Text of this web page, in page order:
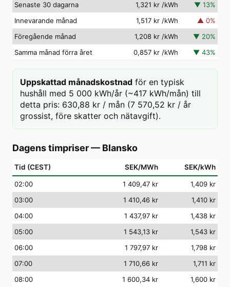
Senaste 30 dagarna
1,321 kr /kWh ▼ 13%
Innevarande månad
1,517 kr /kWh ▲ 0%
Föregående månad
1,208 kr /kWh ▼ 20%
Samma månad förra året
0,857 kr /kWh ▼ 43%
Uppskattad månadskostnad för en typisk
hushåll med 5 000 kWh/år (~417 kWh/mån) till
detta pris: 630,88 kr / mån (7 570,52 kr / år
grossist, före skatter och nätavgift).
Dagens timpriser— Blansko
Tid (CEST) SEK/MWh SEK/kWh
02:00 1 409,47 kr
1,409 kr
03:00 1 410,46 kr
1,410 kr
04:00 1 437,97 kr
1,438 kr
05:00 1 543,13 kr
1,543 kr
06:00 1 797,97 kr
1,798 kr
07:00 1 710,66 kr
1,711 kr
08:00 1 600,34 kr
1,600 kr